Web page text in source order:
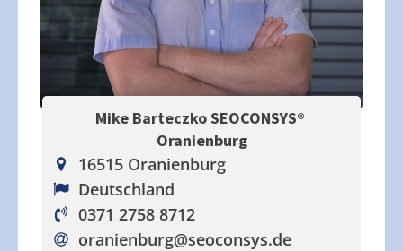
Mike Barteczko SEOCONSYS®
Oranienburg
16515 Oranienburg
Deutschland
0371 2758 8712
oranienburg@seoconsys.de